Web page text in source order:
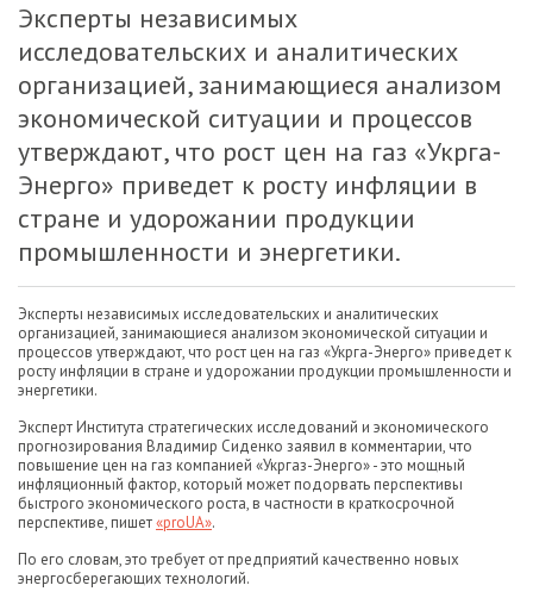
Эксперты независимых
исследовательских и аналитических
организацией, занимающиеся анализом
экономической ситуации и процессов
утверждают, что рост цен на газ «Укрга-
Энерго» приведет к росту инфляции в
стране и удорожании продукции
промышленности и энергетики.
Эксперты независимых исследовательских и аналитических
организацией, занимающиеся анализом экономической ситуации и
процессов утверждают, что рост цен на газ «Укрга-Энерго» приведет к
росту инфляции в стране и удорожании продукции промышленности и
энергетики.
Эксперт Института стратегических исследований и экономического
прогнозирования Владимир Сиденко заявил в комментарии, что
повышение цен на газ компанией «Укргаз-Энерго» - это мощный
инфляционный фактор, который может подорвать перспективы
быстрого экономического роста, в частности в краткосрочной
перспективе, пишет«proUA».
По его словам, это требует от предприятий качественно новых
энергосберегающих технологий.